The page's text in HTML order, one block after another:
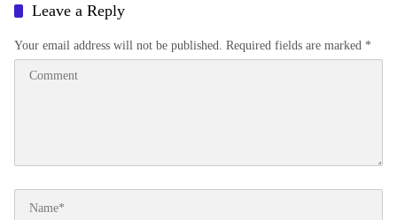
Leave a Reply
Your email address will not be published. Required fields are marked *